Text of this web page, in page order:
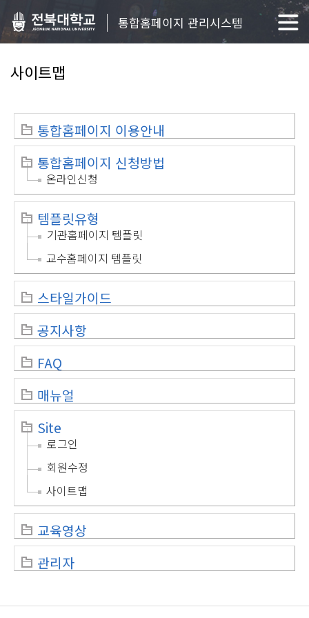
통합홈페이지 관리시스템
사이트맵
통합홈페이지 이용안내
통합홈페이지 신청방법
온라인신청
템플릿유형
기관홈페이지 템플릿
교수홈페이지 템플릿
스타일가이드
공지사항
FAQ
매뉴얼
Site
로그인
회원수정
사이트맵
교육영상
관리자